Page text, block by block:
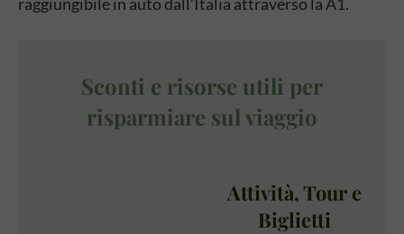
Sconti e risorse utili per
risparmiare sul viaggio
Attività, Tour e
Biglietti